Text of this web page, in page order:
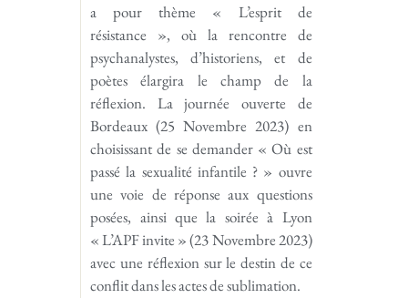
a pour thème « L’esprit de
résistance », où la rencontre de
psychanalystes, d’historiens, et de
poètes élargira le champ de la
réflexion. La journée ouverte de
Bordeaux (25 Novembre 2023) en
choisissant de se demander « Où est
passé la sexualité infantile ? » ouvre
une voie de réponse aux questions
posées, ainsi que la soirée à Lyon
« L’APF invite » (23 Novembre 2023)
avec une réflexion sur le destin de ce
conflit dans les actes de sublimation.